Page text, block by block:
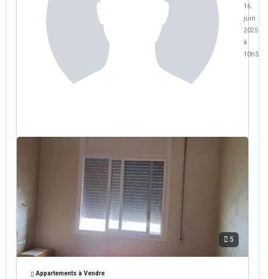
16
juin
2025
à
10h53
5
Appartements à Vendre